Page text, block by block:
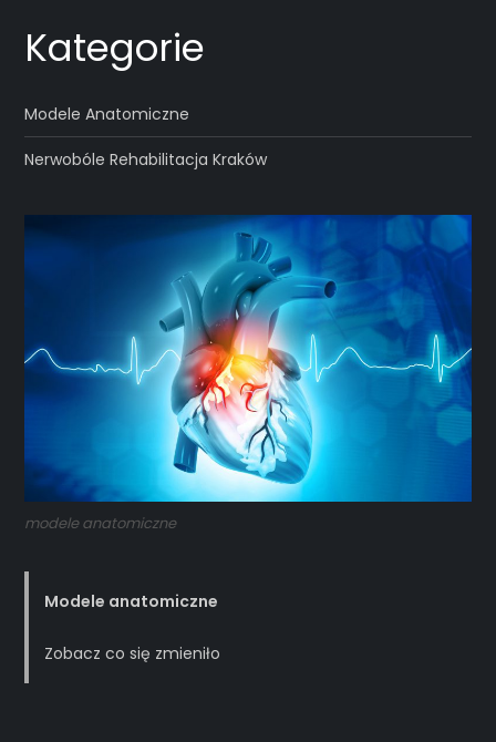
Kategorie
Modele Anatomiczne
Nerwobóle Rehabilitacja Kraków
modele anatomiczne
Modele anatomiczne
Zobacz co się zmieniło